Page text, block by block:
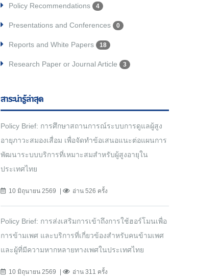
Policy Recommendations 4
Presentations and Conferences 0
Reports and White Papers 18
Research Paper or Journal Article 3
สาระน่ารู้ล่าสุด
Policy Brief: การศึกษาสถานการณ์ระบบการดูแลผู้สูง
อายุภาวะสมองเสื่อม เพื่อจัดทำข้อเสนอแนะต่อแผนการ
พัฒนาระบบบริการที่เหมาะสมสำหรับผู้สูงอายุใน
ประเทศไทย
10 มิถุนายน 2569 อ่าน 526 ครั้ง
Policy Brief: การส่งเสริมการเข้าถึงการใช้ฮอร์โมนเพื่อ
การข้ามเพศ และบริการที่เกี่ยวข้องสำหรับคนข้ามเพศ
และผู้ที่มีความหากหลายทางเพศในประเทศไทย
10 มิถุนายน 2569 อ่าน 311 ครั้ง